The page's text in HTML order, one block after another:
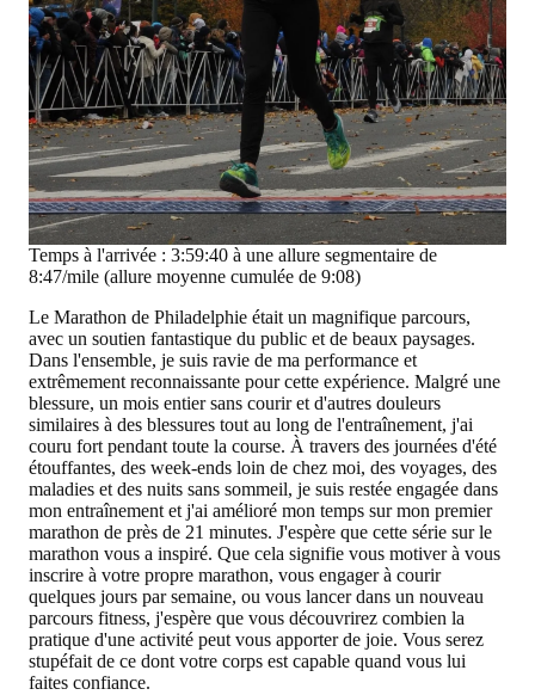
Temps à l'arrivée : 3:59:40 à une allure segmentaire de
8:47/mile (allure moyenne cumulée de 9:08)
Le Marathon de Philadelphie était un magnifique parcours,
avec un soutien fantastique du public et de beaux paysages.
Dans l'ensemble, je suis ravie de ma performance et
extrêmement reconnaissante pour cette expérience. Malgré une
blessure, un mois entier sans courir et d'autres douleurs
similaires à des blessures tout au long de l'entraînement, j'ai
couru fort pendant toute la course. À travers des journées d'été
étouffantes, des week-ends loin de chez moi, des voyages, des
maladies et des nuits sans sommeil, je suis restée engagée dans
mon entraînement et j'ai amélioré mon temps sur mon premier
marathon de près de 21 minutes. J'espère que cette série sur le
marathon vous a inspiré. Que cela signifie vous motiver à vous
inscrire à votre propre marathon, vous engager à courir
quelques jours par semaine, ou vous lancer dans un nouveau
parcours fitness, j'espère que vous découvrirez combien la
pratique d'une activité peut vous apporter de joie. Vous serez
stupéfait de ce dont votre corps est capable quand vous lui
faites confiance.